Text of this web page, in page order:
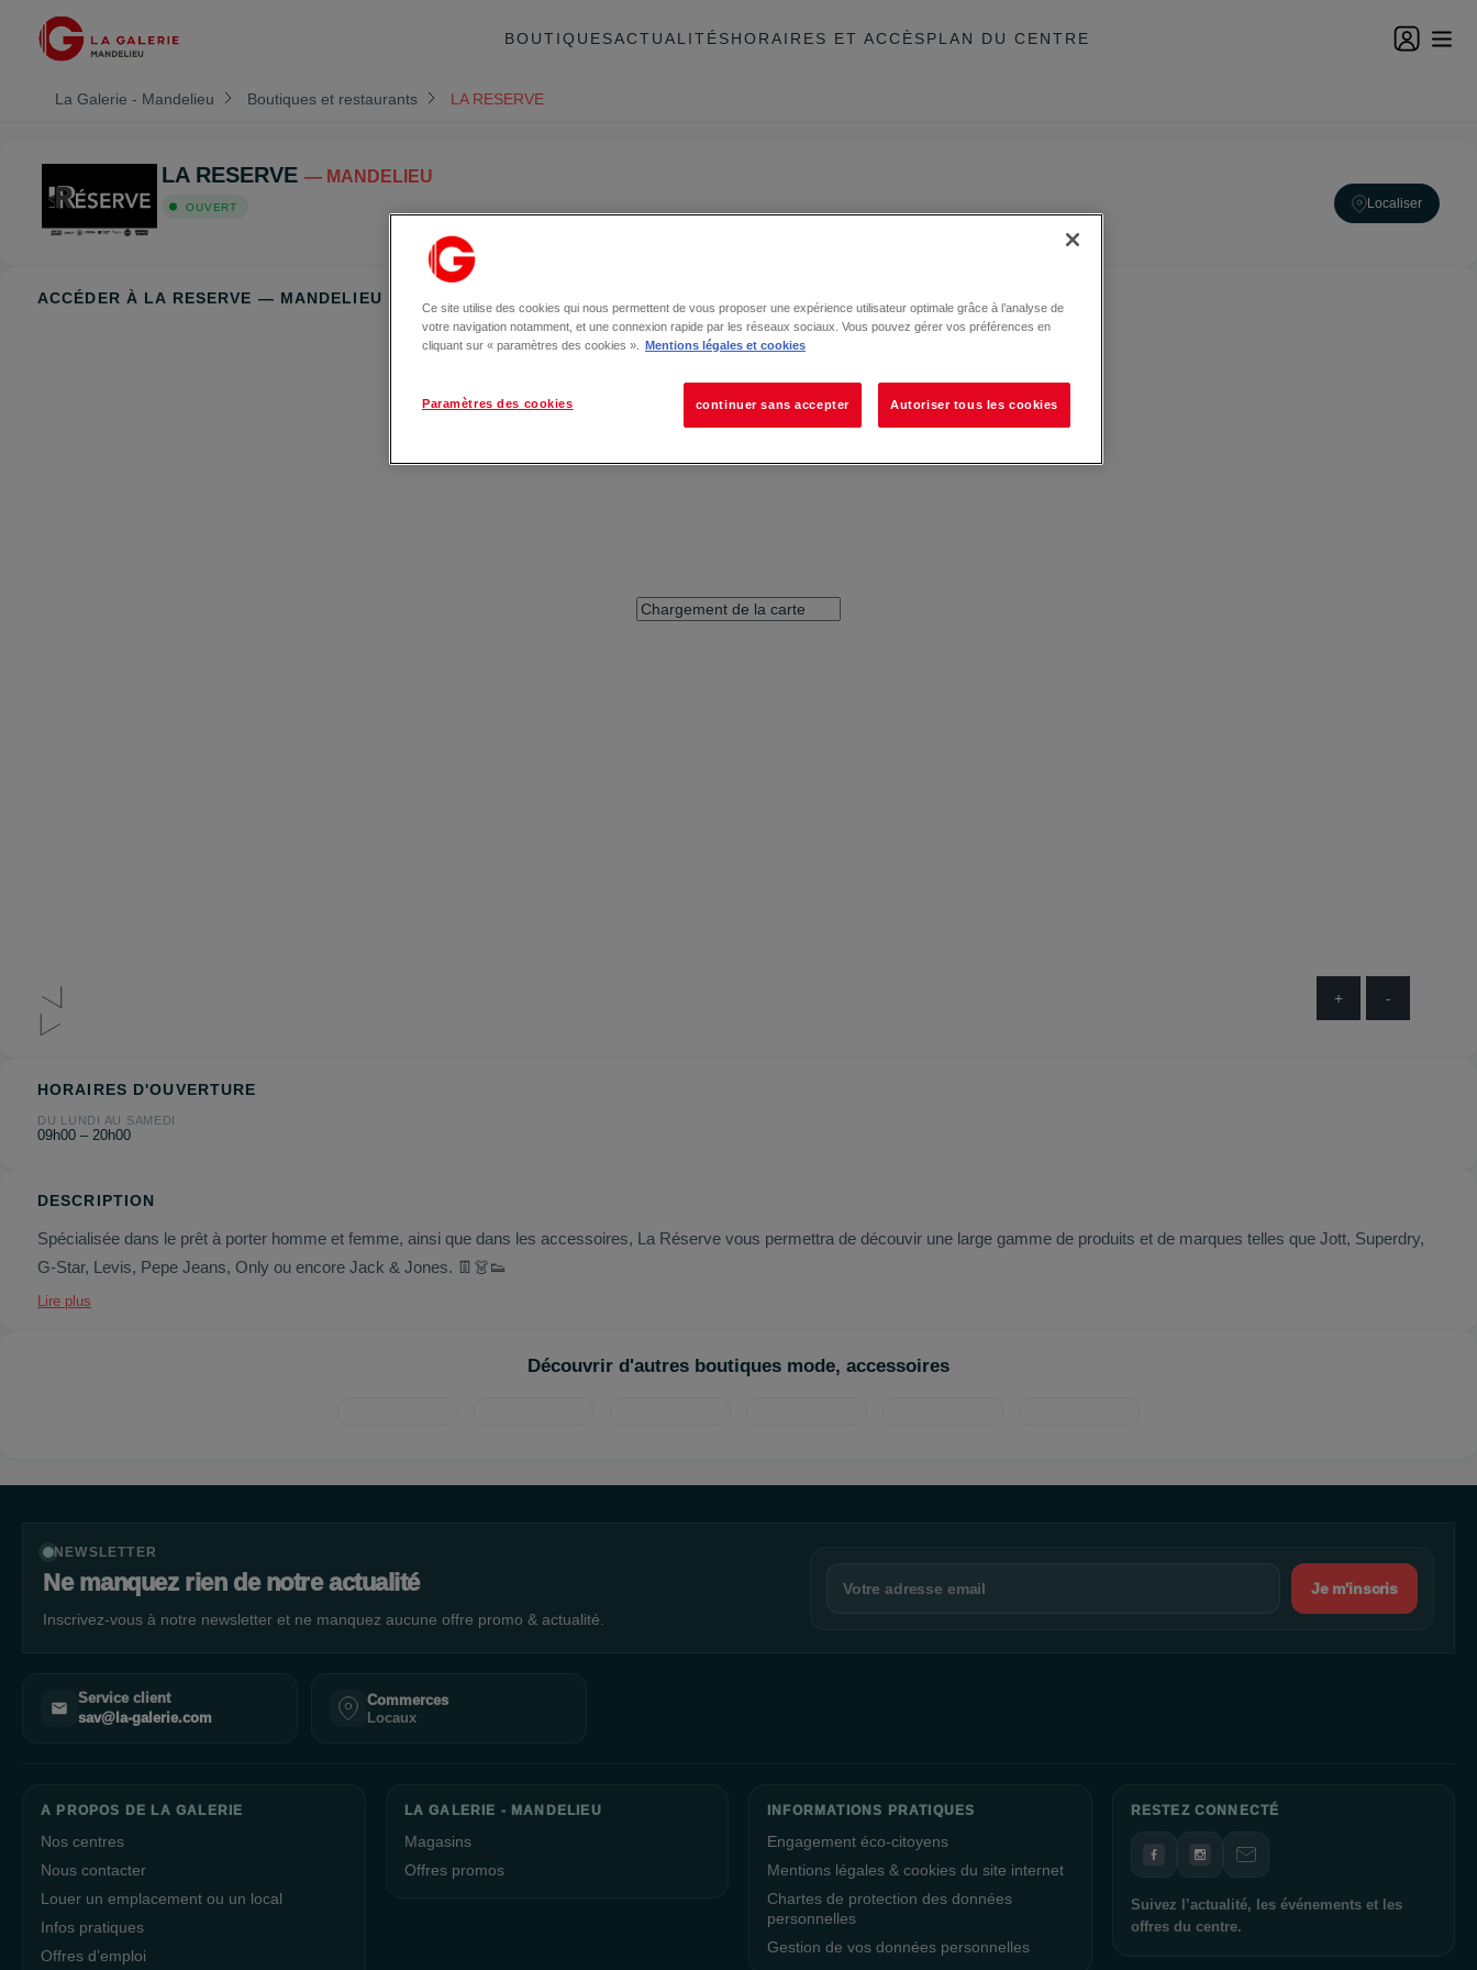
BOUTIQUESACTUALITÉSHORAIRES ET ACCÈSPLAN DU CENTRE
La Galerie - Mandelieu Boutiques et restaurants LA RESERVE
LA RESERVE— MANDELIEU
OUVERT Localiser
ACCÉDER À LA RESERVE — MANDELIEU
+ -
HORAIRES D'OUVERTURE
DU LUNDI AU SAMEDI
09h00 – 20h00
DESCRIPTION
Spécialisée dans le prêt à porter homme et femme, ainsi que dans les accessoires, La Réserve vous permettra de découvir une large gamme de produits et de marques telles que Jott, Superdry,
G-Star, Levis, Pepe Jeans, Only ou encore Jack & Jones. 👖👗👟
Lire plus
Découvrir d'autres boutiques mode, accessoires
NEWSLETTER
Ne manquez rien de notre actualité
Inscrivez-vous à notre newsletter et ne manquez aucune offre promo & actualité.
Je m'inscris
Service client
sav@la-galerie.com
Commerces
Locaux
A PROPOS DE LA GALERIE
Nos centres
Nous contacter
Louer un emplacement ou un local
Infos pratiques
Offres d’emploi
LA GALERIE - MANDELIEU
Magasins
Offres promos
INFORMATIONS PRATIQUES
Engagement éco-citoyens
Mentions légales & cookies du site internet
Chartes de protection des données
personnelles
Gestion de vos données personnelles
RESTEZ CONNECTÉ
Suivez l’actualité, les événements et les
offres du centre.
Ce site utilise des cookies qui nous permettent de vous proposer une expérience utilisateur optimale grâce à l’analyse de
votre navigation notamment, et une connexion rapide par les réseaux sociaux. Vous pouvez gérer vos préférences en
cliquant sur « paramètres des cookies ».
Mentions légales et cookies
Paramètres des cookies continuer sans accepter Autoriser tous les cookies